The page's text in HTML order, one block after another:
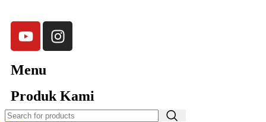
Menu
Produk Kami